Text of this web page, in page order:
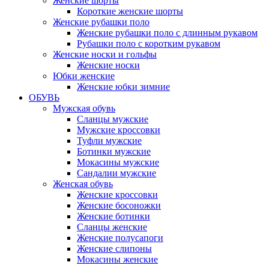
Короткие женские шорты
Женские рубашки поло
Женские рубашки поло с длинным рукавом
Рубашки поло с коротким рукавом
Женские носки и гольфы
Женские носки
Юбки женские
Женские юбки зимние
ОБУВЬ
Мужская обувь
Сланцы мужские
Мужские кроссовки
Туфли мужские
Ботинки мужские
Мокасины мужские
Сандалии мужские
Женская обувь
Женские кроссовки
Женские босоножки
Женские ботинки
Сланцы женские
Женские полусапоги
Женские слипоны
Мокасины женские